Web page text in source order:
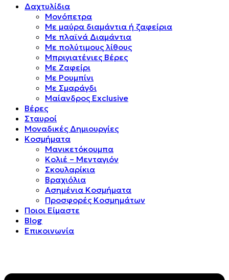
Δαχτυλίδια
Μονόπετρα
Mε μαύρα διαμάντια ή ζαφείρια
Mε πλαϊνά Διαμάντια
Mε πολύτιμους λίθους
Μπριγιατένιες Βέρες
Με Ζαφείρι
Με Ρουμπίνι
Με Σμαράγδι
Μαίανδρος Exclusive
Βέρες
Σταυροί
Μοναδικές Δημιουργίες
Κοσμήματα
Μανικετόκουμπα
Κολιέ – Μενταγιόν
Σκουλαρίκια
Βραχιόλια
Ασημένια Κοσμήματα
Προσφορές Κοσμημάτων
Ποιοι Είμαστε
Blog
Επικοινωνία